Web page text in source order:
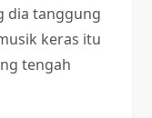
dia tanggung
keras itu
tengah